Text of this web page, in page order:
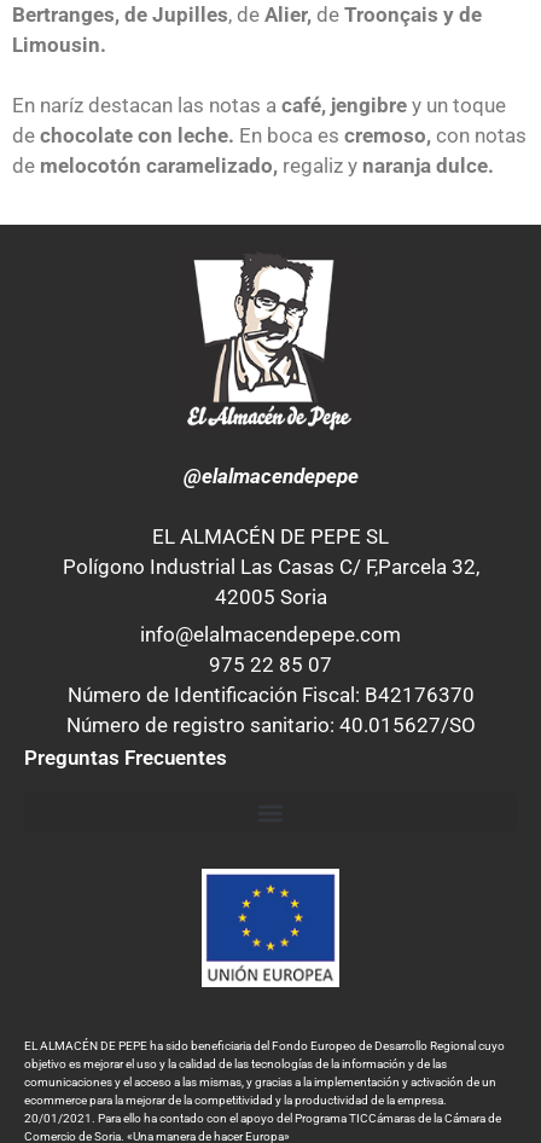
Bertranges, de Jupilles, de Alier, de Troonçais y de
Limousin.
En naríz destacan las notas a café, jengibre y un toque
de chocolate con leche. En boca es cremoso, con notas
de melocotón caramelizado, regaliz y naranja dulce.
@elalmacendepepe
EL ALMACÉN DE PEPE SL
Polígono Industrial Las Casas C/ F,Parcela 32,
42005 Soria
info@elalmacendepepe.com
975 22 85 07
Número de Identificación Fiscal: B42176370
Número de registro sanitario: 40.015627/SO
Preguntas Frecuentes
EL ALMACÉN DE PEPE ha sido beneficiaria del Fondo Europeo de Desarrollo Regional cuyo
objetivo es mejorar el uso y la calidad de las tecnologías de la información y de las
comunicaciones y el acceso a las mismas, y gracias a la implementación y activación de un
ecommerce para la mejorar de la competitividad y la productividad de la empresa.
20/01/2021. Para ello ha contado con el apoyo del Programa TICCámaras de la Cámara de
Comercio de Soria. «Una manera de hacer Europa»